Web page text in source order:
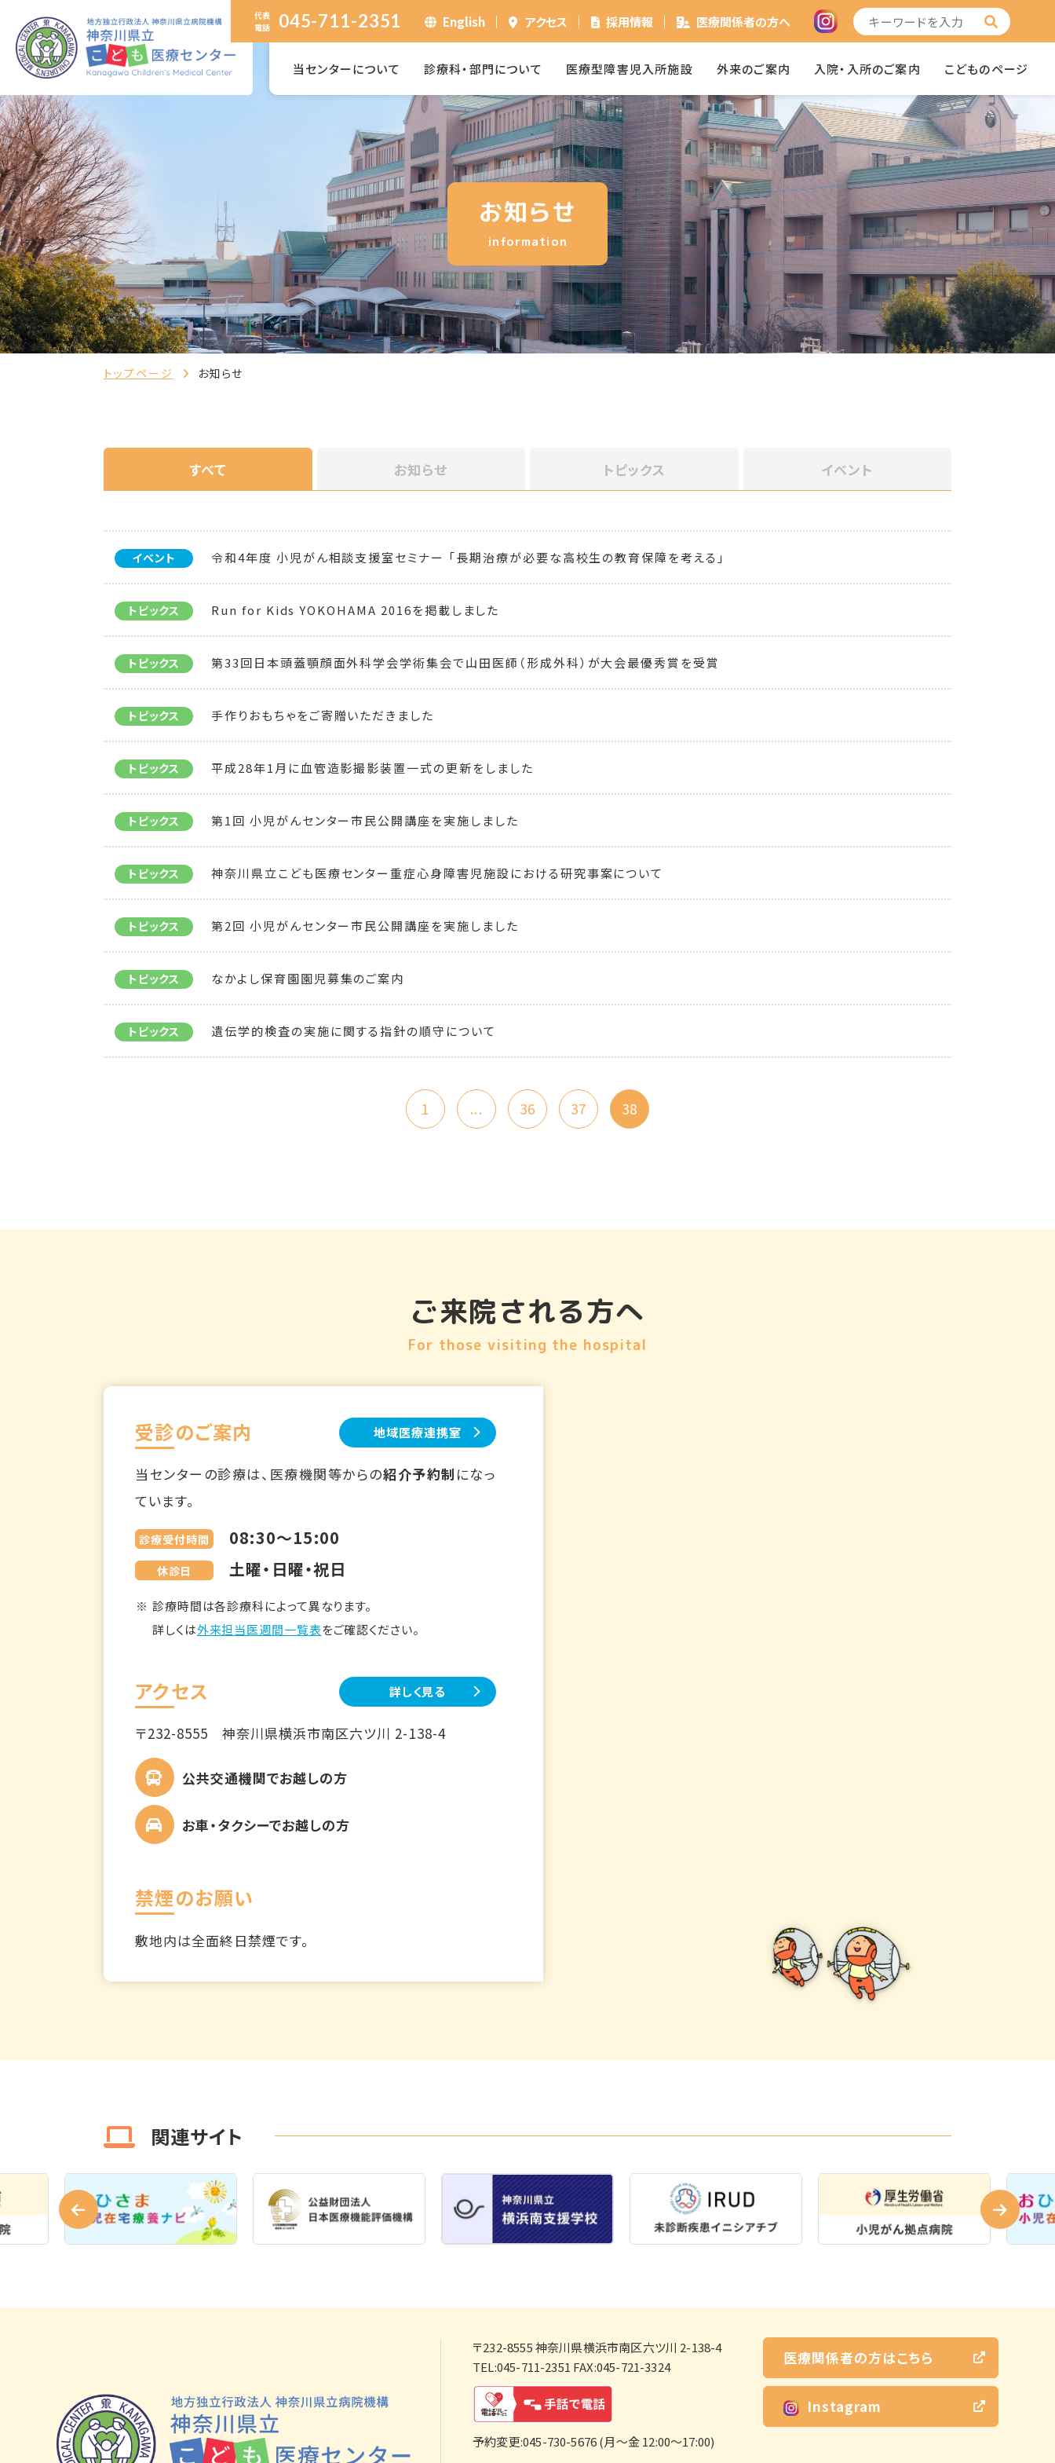
代表
電話
045-711-2351 English アクセス 採用情報 医療関係者の方へ
当センターについて 診療科・部門について 医療型障害児入所施設 外来のご案内 入院・入所のご案内 こどものページ
お知らせ
information
トップページ お知らせ
すべて お知らせ トピックス イベント
イベント 令和4年度 小児がん相談支援室セミナー 「長期治療が必要な高校生の教育保障を考える」
トピックス Run for Kids YOKOHAMA 2016を掲載しました
トピックス 第33回日本頭蓋顎顔面外科学会学術集会で山田医師（形成外科）が大会最優秀賞を受賞
トピックス 手作りおもちゃをご寄贈いただきました
トピックス 平成28年1月に血管造影撮影装置一式の更新をしました
トピックス 第1回 小児がんセンター市民公開講座を実施しました
トピックス 神奈川県立こども医療センター重症心身障害児施設における研究事案について
トピックス 第2回 小児がんセンター市民公開講座を実施しました
トピックス なかよし保育園園児募集のご案内
トピックス 遺伝学的検査の実施に関する指針の順守について
1 ... 36 37 38
ご来院される方へ
For those visiting the hospital
受診のご案内 地域医療連携室
当センターの診療は、医療機関等からの紹介予約制 になっ
ています。
診療受付時間 08:30～15:00
休診日 土曜・日曜・祝日
診療時間は各診療科によって異なります。
詳しくは外来担当医週間一覧表をご確認ください。
アクセス 詳しく見る
〒232-8555神奈川県横浜市南区六ツ川 2-138-4
公共交通機関でお越しの方
お車・タクシーでお越しの方
禁煙のお願い
敷地内は全面終日禁煙です。
関連サイト
〒232-8555神奈川県横浜市南区六ツ川 2-138-4
TEL:045-711-2351 FAX:045-721-3324
予約変更:045-730-5676 (月～金 12:00～17:00)
医療関係者の方はこちら
Instagram